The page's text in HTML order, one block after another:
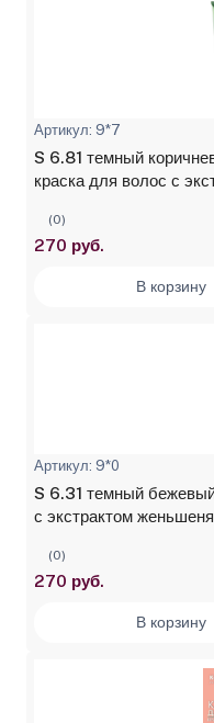
Артикул: 9*7
S 6.81 темный
краска для волос с
(0)
270 руб.
В корзину
Артикул: 9*0
S 6.31 темный
с экстрактом
(0)
270 руб.
В корзину